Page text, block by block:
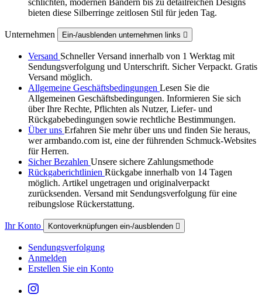
bieten diese Silberringe zeitlosen Stil für jeden Tag.
Unternehmen Ein-/ausblenden unternehmen links 
Versand Schneller Versand innerhalb von 1 Werktag mit
Sendungsverfolgung und Unterschrift. Sicher Verpackt. Gratis
Versand möglich.
Allgemeine Geschäftsbedingungen Lesen Sie die
Allgemeinen Geschäftsbedingungen. Informieren Sie sich
über Ihre Rechte, Pflichten als Nutzer, Liefer- und
Rückgabebedingungen sowie rechtliche Bestimmungen.
Über uns Erfahren Sie mehr über uns und finden Sie heraus,
wer armbando.com ist, eine der führenden Schmuck-Websites
für Herren.
Sicher Bezahlen Unsere sichere Zahlungsmethode
Rückgaberichtlinien Rückgabe innerhalb von 14 Tagen
möglich. Artikel ungetragen und originalverpackt
zurücksenden. Versand mit Sendungsverfolgung für eine
reibungslose Rückerstattung.
Ihr Konto Kontoverknüpfungen ein-/ausblenden 
Sendungsverfolgung
Anmelden
Erstellen Sie ein Konto